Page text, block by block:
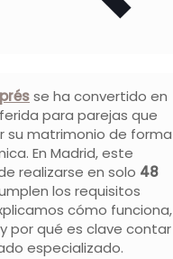
se ha convertido en
para parejas que
su matrimonio de forma
En Madrid, este
realizarse en solo 48
los requisitos
cómo funciona,
por qué es clave contar
especializado.